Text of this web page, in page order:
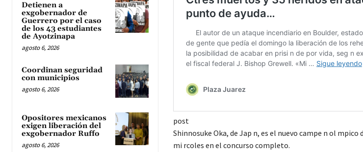
Detienen a
exgobernador de
Guerrero por el caso
de los 43 estudiantes
de Ayotzinapa
agosto 6, 2026
Coordinan seguridad
con municipios
agosto 6, 2026
Opositores mexicanos
exigen liberación del
exgobernador Ruffo
agosto 6, 2026
post
Shinnosuke Oka, de Jap n, es el nuevo campe n ol
mi rcoles en el concurso completo.